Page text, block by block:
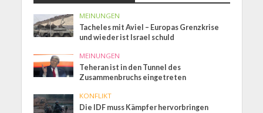
MEINUNGEN
Tacheles mit Aviel – Europas Grenzkrise
und wieder ist Israel schuld
MEINUNGEN
Teheran ist in den Tunnel des
Zusammenbruchs eingetreten
KONFLIKT
Die IDF muss Kämpfer hervorbringen